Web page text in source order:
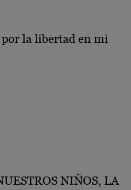
la libertad en mi
NIÑOS, LA